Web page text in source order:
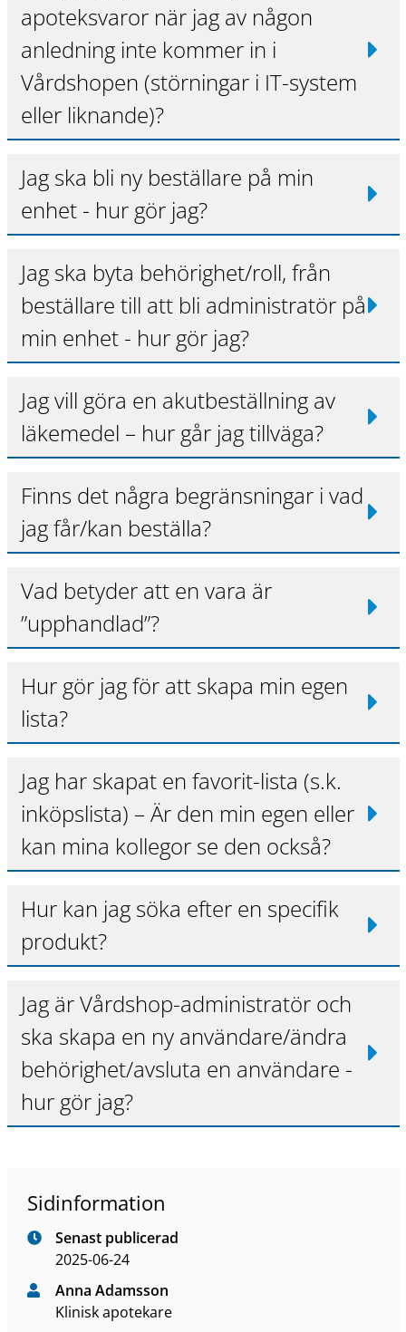
apoteksvaror när jag av någon
anledning inte kommer in i
Vårdshopen (störningar i IT-system
eller liknande)?
Jag ska bli ny beställare på min
enhet - hur gör jag?
Jag ska byta behörighet/roll, från
beställare till att bli administratör på
min enhet - hur gör jag?
Jag vill göra en akutbeställning av
läkemedel – hur går jag tillväga?
Finns det några begränsningar i vad
jag får/kan beställa?
Vad betyder att en vara är
”upphandlad”?
Hur gör jag för att skapa min egen
lista?
Jag har skapat en favorit-lista (s.k.
inköpslista) – Är den min egen eller
kan mina kollegor se den också?
Hur kan jag söka efter en specifik
produkt?
Jag är Vårdshop-administratör och
ska skapa en ny användare/ändra
behörighet/avsluta en användare -
hur gör jag?
Sidinformation
Senast publicerad
2025-06-24
Anna Adamsson
Klinisk apotekare